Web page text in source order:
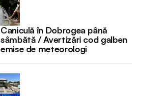
Caniculă în Dobrogea până
sâmbătă / Avertizări cod galben
emise de meteorologi